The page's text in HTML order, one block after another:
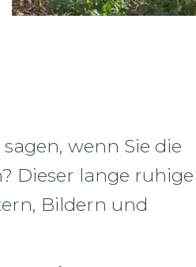
wenn Sie die
Dieser lange ruhige
Bildern und